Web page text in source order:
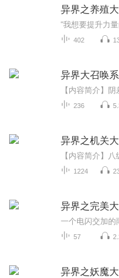
异界之养殖
402
异界大召唤
236
异界之机关
1224
异界之完美
57
异界之妖魔